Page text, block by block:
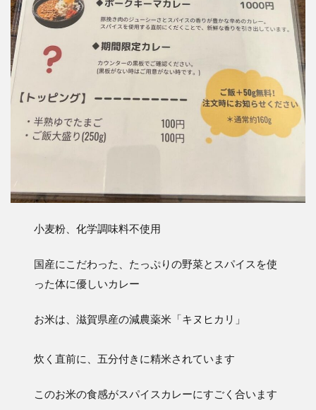
小麦粉、化学調味料不使用
国産にこだわった、たっぷりの野菜とスパイスを使
った体に優しいカレー
お米は、滋賀県産の減農薬米「キヌヒカリ」
炊く直前に、五分付きに精米されています
このお米の食感がスパイスカレーにすごく合います